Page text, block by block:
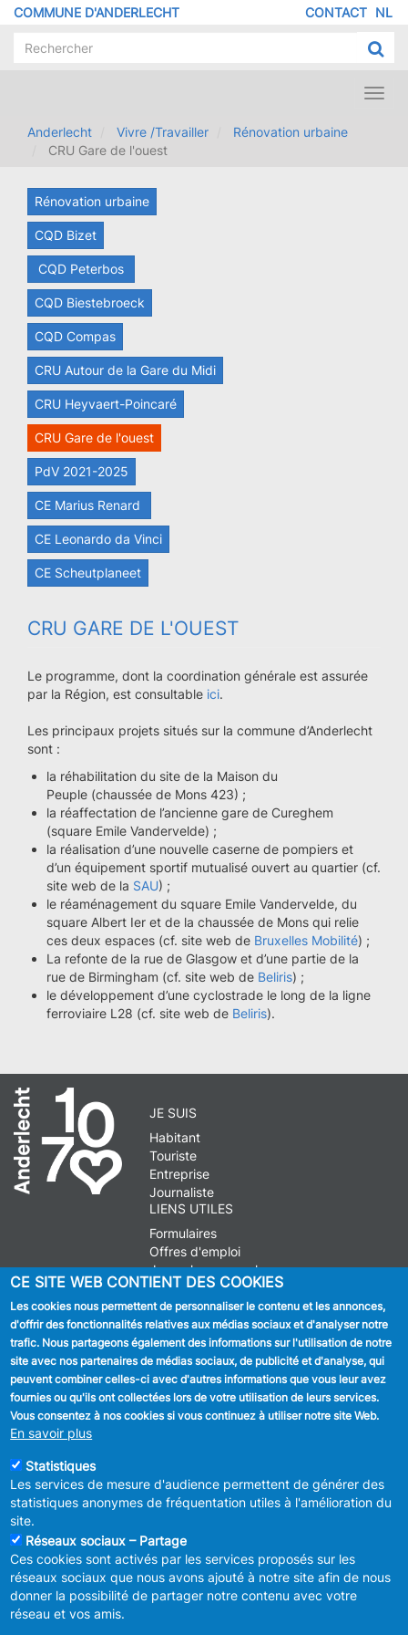
Aller
contenu
COMMUNE D'ANDERLECHT NL
DE
CONTACT
Anderlecht
Vivre /Travailler
Rénovation urbaine
CRU Gare de l'ouest
Rénovation urbaine
CQD Bizet
CQD Peterbos
CQD Biestebroeck
CQD Compas
CRU Autour de la Gare du Midi
CRU Heyvaert-Poincaré
CRU Gare de l'ouest
PdV 2021-2025
CE Marius Renard
CE Leonardo da Vinci
CE Scheutplaneet
CRU GARE DE L'OUEST
Le programme, dont la coordination générale est assurée
par la Région, est consultable ici.
Les principaux projets situés sur la commune d’Anderlecht
sont :
la réhabilitation du site de la Maison du
Peuple (chaussée de Mons 423) ;
la réaffectation de l’ancienne gare de Cureghem
(square Emile Vandervelde) ;
la réalisation d’une nouvelle caserne de pompiers et
d’un équipement sportif mutualisé ouvert au quartier (cf.
site web de la SAU) ;
le réaménagement du square Emile Vandervelde, du
square Albert Ier et de la chaussée de Mons qui relie
ces deux espaces (cf. site web de Bruxelles Mobilité) ;
La refonte de la rue de Glasgow et d’une partie de la
rue de Birmingham (cf. site web de Beliris) ;
le développement d’une cyclostrade le long de la ligne
ferroviaire L28 (cf. site web de Beliris).
JE SUIS
Habitant
Touriste
Entreprise
Journaliste
LIENS UTILES
Formulaires
Offres d'emploi
Journal communal
Stationnement
SUIVEZ NOUS
Facebook
Linkedin
MENU
FOOTER
LEGAL
Déclaration de confidentialité
Déclaration d'accessibilité
CE SITE WEB CONTIENT DES COOKIES
Les cookies nous permettent de personnaliser le contenu et les annonces,
d'offrir des fonctionnalités relatives aux médias sociaux et d'analyser notre
trafic. Nous partageons également des informations sur l'utilisation de notre
site avec nos partenaires de médias sociaux, de publicité et d'analyse, qui
peuvent combiner celles-ci avec d'autres informations que vous leur avez
fournies ou qu'ils ont collectées lors de votre utilisation de leurs services.
Vous consentez à nos cookies si vous continuez à utiliser notre site Web.
En savoir plus
Statistiques
Les services de mesure d'audience permettent de générer des
statistiques anonymes de fréquentation utiles à l'amélioration du
site.
Réseaux sociaux – Partage
Ces cookies sont activés par les services proposés sur les
réseaux sociaux que nous avons ajouté à notre site afin de nous
donner la possibilité de partager notre contenu avec votre
réseau et vos amis.